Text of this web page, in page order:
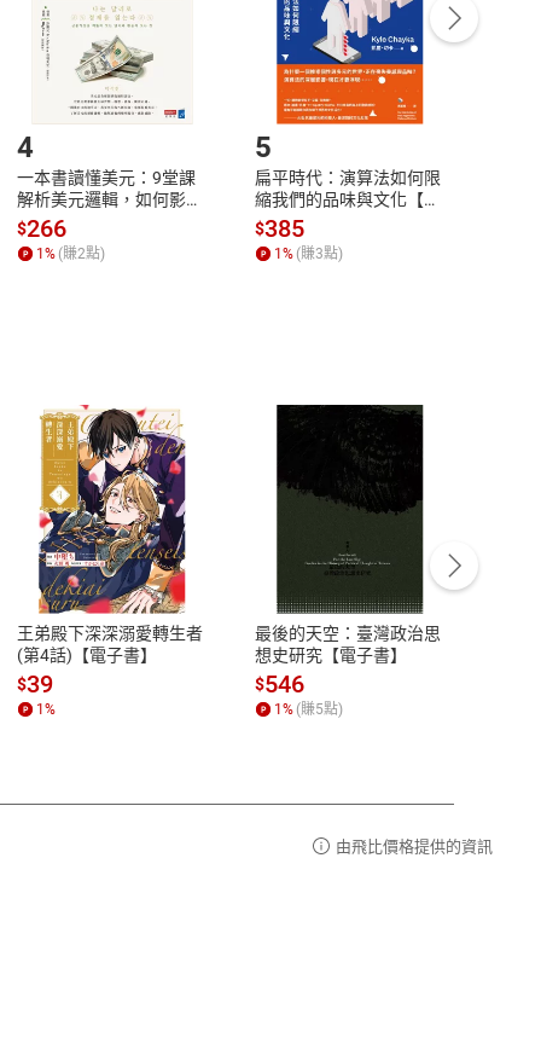
貨。
號，下載書籍後看書
性
參
客服資訊
服務時間：週一到週五 10:00-12:00、
13:00-17:00 (國定假日及例假日休息)
客服電話：0080-1857077
4
一本書讀懂美元：9堂課
解析美元邏輯，如何影響
全球經濟和每個人的投資
【電子書】
$266
1% (賺2點)
5
扁平時代：演算法如何限
縮我們的品味與文化【電
子書】
$385
1% (賺3點)
王弟殿下深深溺愛轉生者
(第4話)【電子書】
$39
1%
最後的天空：臺灣政治思
想史研究【電子書】
$546
1% (賺5點)
由飛比價格提供的資訊